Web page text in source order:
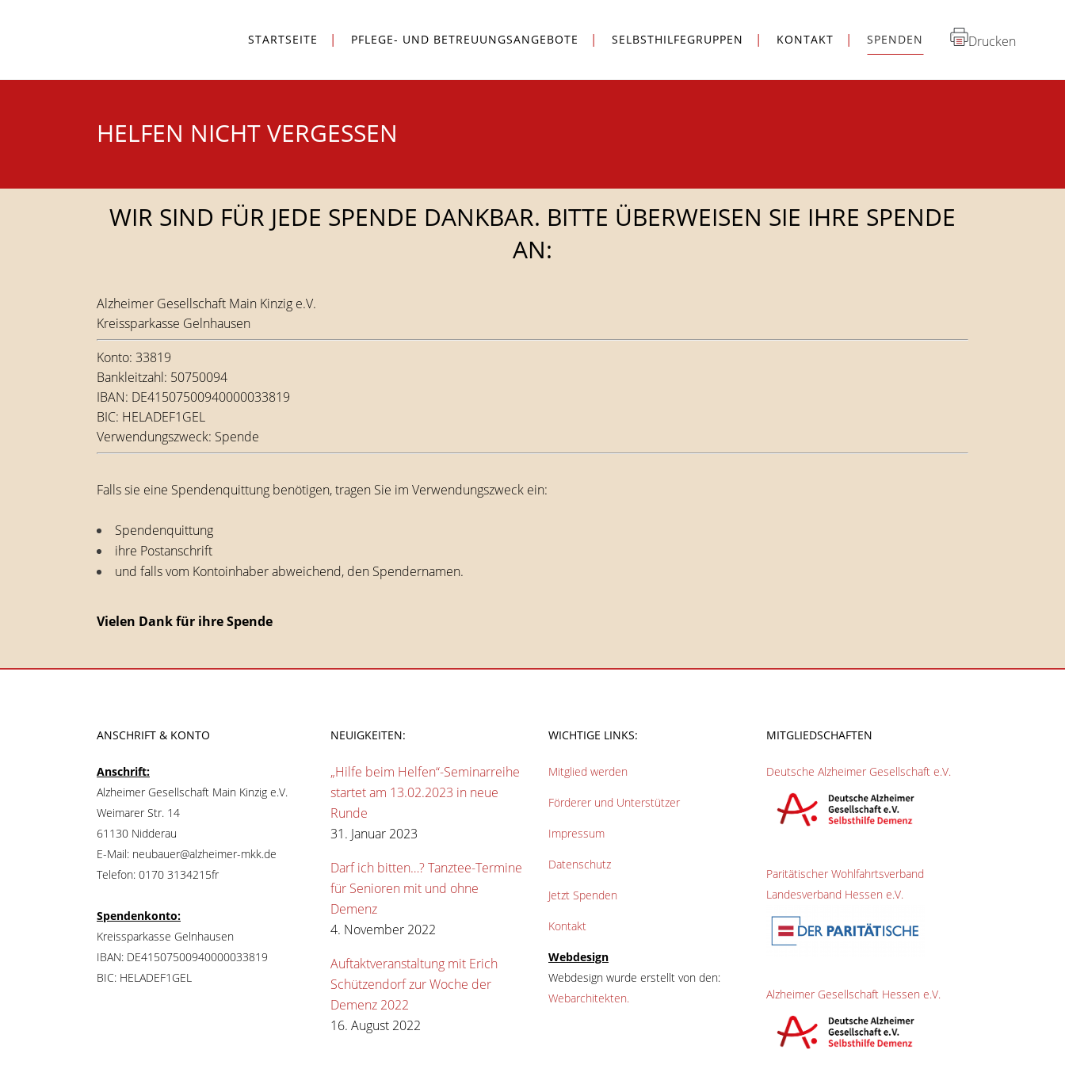
Drucken
STARTSEITE PFLEGE- UND BETREUUNGSANGEBOTE SELBSTHILFEGRUPPEN KONTAKT SPENDEN
HELFEN NICHT VERGESSEN
WIR SIND FÜR JEDE SPENDE DANKBAR. BITTE ÜBERWEISEN SIE IHRE SPENDE
AN:
Alzheimer Gesellschaft Main Kinzig e.V.
Kreissparkasse Gelnhausen
Konto: 33819
Bankleitzahl: 50750094
IBAN: DE41507500940000033819
BIC: HELADEF1GEL
Verwendungszweck: Spende
Falls sie eine Spendenquittung benötigen, tragen Sie im Verwendungszweck ein:
Spendenquittung
ihre Postanschrift
und falls vom Kontoinhaber abweichend, den Spendernamen.
Vielen Dank für ihre Spende
ANSCHRIFT & KONTO
Anschrift:
Alzheimer Gesellschaft Main Kinzig e.V.
Weimarer Str. 14
61130 Nidderau
E-Mail: neubauer@alzheimer-mkk.de
Telefon: 0170 3134215fr
Spendenkonto:
Kreissparkasse Gelnhausen
IBAN: DE41507500940000033819
BIC: HELADEF1GEL
NEUIGKEITEN:
„Hilfe beim Helfen“-Seminarreihe
startet am 13.02.2023 in neue
Runde
31. Januar 2023
Darf ich bitten…? Tanztee-Termine
für Senioren mit und ohne
Demenz
4. November 2022
Auftaktveranstaltung mit Erich
Schützendorf zur Woche der
Demenz 2022
16. August 2022
WICHTIGE LINKS:
Mitglied werden
Förderer und Unterstützer
Impressum
Datenschutz
Jetzt Spenden
Kontakt
Webdesign
Webdesign wurde erstellt von den:
Webarchitekten.
MITGLIEDSCHAFTEN
Deutsche Alzheimer Gesellschaft e.V.
Paritätischer Wohlfahrtsverband
Landesverband Hessen e.V.
Alzheimer Gesellschaft Hessen e.V.